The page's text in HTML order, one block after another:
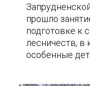
прошло
подготовке к
лесничеств, в
особенные